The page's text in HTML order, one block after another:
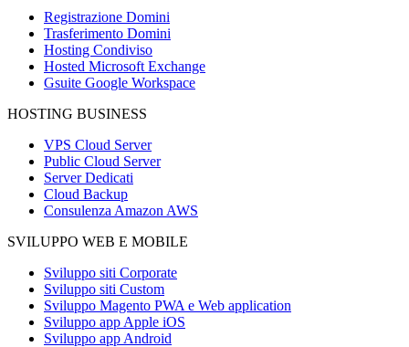
Registrazione Domini
Trasferimento Domini
Hosting Condiviso
Hosted Microsoft Exchange
Gsuite Google Workspace
HOSTING BUSINESS
VPS Cloud Server
Public Cloud Server
Server Dedicati
Cloud Backup
Consulenza Amazon AWS
SVILUPPO WEB E MOBILE
Sviluppo siti Corporate
Sviluppo siti Custom
Sviluppo Magento PWA e Web application
Sviluppo app Apple iOS
Sviluppo app Android